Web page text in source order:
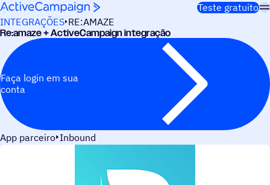
Pular para o conteúdo
Teste gratuito
INTEGRAÇÕES RE:AMAZE
Re:amaze + ActiveCampaign integração
Faça login em sua
conta
App parceiro Inbound